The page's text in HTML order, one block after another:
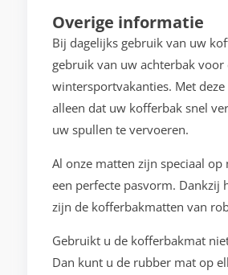
Overige informatie
Bij dagelijks gebruik van uw
gebruik van uw achterbak
wintersportvakanties. Met
alleen dat uw kofferbak snel
uw spullen te vervoeren.
Al onze matten zijn speciaal
een perfecte pasvorm. Dankzij
zijn de kofferbakmatten van
Gebruikt u de kofferbakmat
Dan kunt u de rubber mat op